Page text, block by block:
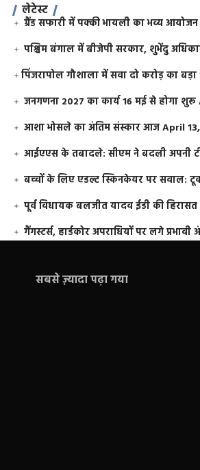
लेटेस्ट
ग्रैंड सफारी में पक्की भायली का भव्य आयोजन
पश्चिम बंगाल में बीजेपी सरकार, शुभेंदु
​पिंजरापोल गौशाला में सवा दो करोड़ का बड़ा
जनगणना 2027 का कार्य 16 मई से होगा शुरू
आशा भोसले का अंतिम संस्कार आजApril
आईएएस के तबादले: सीएम ने बदली अपनी
बच्चों के लिए एडल्ट स्किनकेयर पर सवाल:
पूर्व विधायक बलजीत यादव ईडी की
गैंगस्टर्स, हार्डकोर अपराधियों पर लगे
सबसे ज़्यादा पढ़ा गया